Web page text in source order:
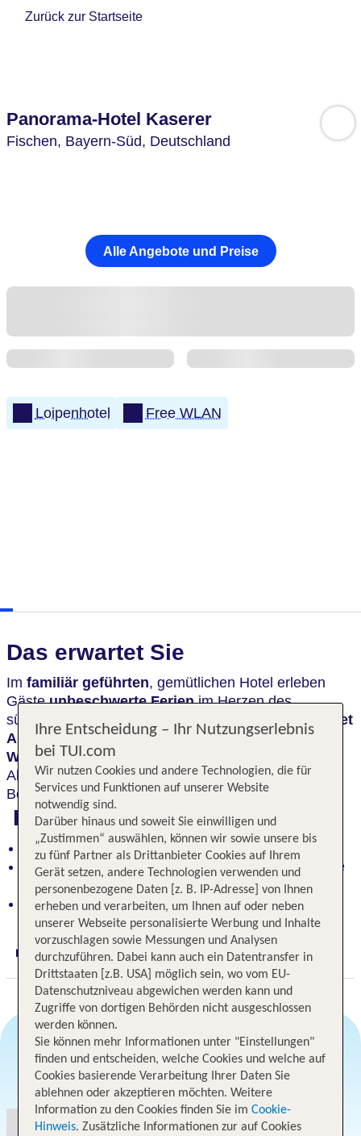
Zurück zur Startseite
Panorama-Hotel Kaserer
Fischen, Bayern-Süd, Deutschland
Alle Angebote und Preise
Loipenhotel Free WLAN
Das erwartet Sie
Im familiär geführten, gemütlichen Hotel erleben
Gästeunbeschwerte Ferienim Herzen des
südlichen Oberallgäus. Die
Panoramaterrasse bietet
Ausblickein die Allgäuer Hochalpen, der
Wellnessbereich
Aktivurlauber finden zahlreiche Wanderwege und 8
Bergbahnen in der Umgebung.
Highlights
Unbeschwerte Ferien im gemütlichen Ambiente
Panoramaterrasse mit herrlichen Ausblicken in die
Allgäuer Hochalpen
Wanderwege und Bergbahnen in der Umgebung
Digitaler und telefonischer 24/7 TUI Service
Angebotsauswahl
Ihre Entscheidung – Ihr Nutzungserlebnis
bei TUI.com
Wir nutzen Cookies und andere Technologien, die für
Services und Funktionen auf unserer Website
notwendig sind.
Darüber hinaus und soweit Sie einwilligen und
„Zustimmen“ auswählen, können wir sowie unsere bis
zu fünf Partner als Drittanbieter Cookies auf Ihrem
Gerät setzen, andere Technologien verwenden und
personenbezogene Daten [z. B. IP-Adresse] von Ihnen
erheben und verarbeiten, um Ihnen auf oder neben
unserer Webseite personalisierte Werbung und Inhalte
vorzuschlagen sowie Messungen und Analysen
durchzuführen. Dabei kann auch ein Datentransfer in
Drittstaaten [z.B. USA] möglich sein, wo vom EU-
Datenschutzniveau abgewichen werden kann und
Zugriffe von dortigen Behörden nicht ausgeschlossen
werden können.
Sie können mehr Informationen unter "Einstellungen"
finden und entscheiden, welche Cookies und welche auf
Cookies basierende Verarbeitung Ihrer Daten Sie
ablehnen oder akzeptieren möchten. Weitere
Information zu den Cookies finden Sie im Cookie-
Hinweis. Zusätzliche Informationen zur auf Cookies